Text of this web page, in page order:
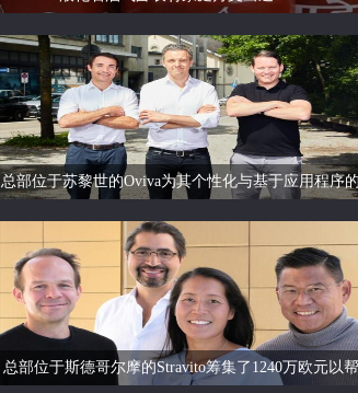
总部位于苏黎世的Oviva为其个性化与基于应用程序的
总部位于斯德哥尔摩的Stravito筹集了1240万欧元以帮